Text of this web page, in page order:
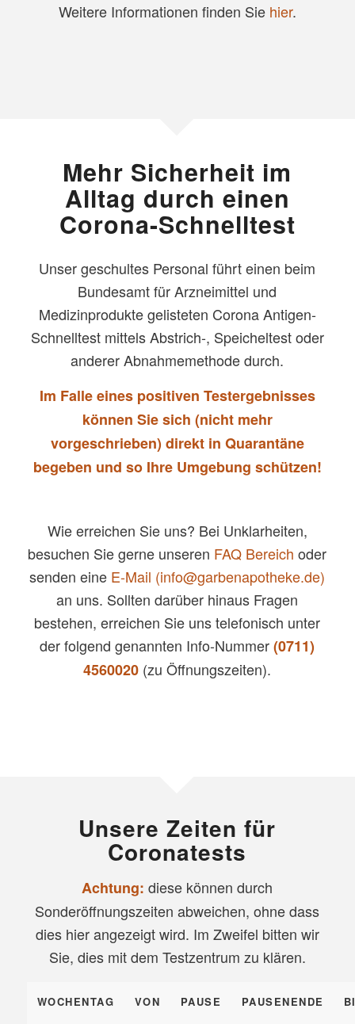
Weitere Informationen finden Sie hier.
Mehr Sicherheit im
Alltag durch einen
Corona-Schnelltest
Unser geschultes Personal führt einen beim
Bundesamt für Arzneimittel und
Medizinprodukte gelisteten Corona Antigen-
Schnelltest mittels Abstrich-, Speicheltest oder
anderer Abnahmemethode durch.
Im Falle eines positiven Testergebnisses
können Sie sich (nicht mehr
vorgeschrieben) direkt in Quarantäne
begeben und so Ihre Umgebung schützen!
Wie erreichen Sie uns? Bei Unklarheiten,
besuchen Sie gerne unseren FAQ Bereich oder
senden eine E-Mail (info@garbenapotheke.de)
an uns. Sollten darüber hinaus Fragen
bestehen, erreichen Sie uns telefonisch unter
der folgend genannten Info-Nummer(0711)
4560020 (zu Öffnungszeiten).
Unsere Zeiten für
Coronatests
Achtung: diese können durch
Sonderöffnungszeiten abweichen, ohne dass
dies hier angezeigt wird. Im Zweifel bitten wir
Sie, dies mit dem Testzentrum zu klären.
WOCHENTAG VON PAUSE PAUSENENDE